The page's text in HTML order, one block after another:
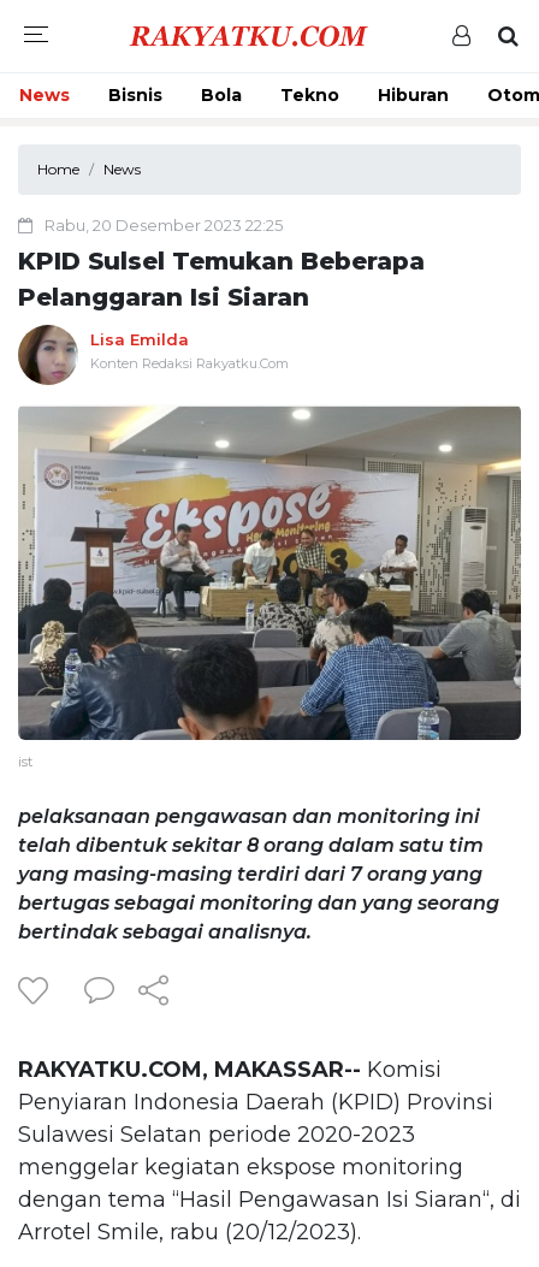
News Bisnis Bola Tekno Hiburan
Home News
Rabu, 20 Desember 2023 22:25
KPID Sulsel Temukan Beberapa
Pelanggaran Isi Siaran
Lisa Emilda
Konten Redaksi Rakyatku.Com
ist
pelaksanaan pengawasan dan monitoring ini
telah dibentuk sekitar 8 orang dalam satu tim
yang masing-masing terdiri dari 7 orang yang
bertugas sebagai monitoring dan yang seorang
bertindak sebagai analisnya.
RAKYATKU.COM, MAKASSAR-- Komisi
Penyiaran Indonesia Daerah (KPID) Provinsi
Sulawesi Selatan periode 2020-2023
menggelar kegiatan ekspose monitoring
dengan tema “Hasil Pengawasan Isi Siaran“, di
Arrotel Smile, rabu (20/12/2023).